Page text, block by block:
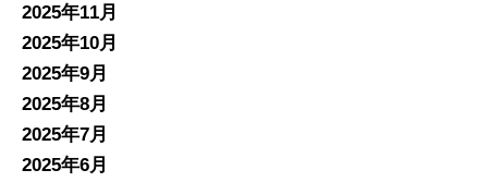
2025年11月
2025年10月
2025年9月
2025年8月
2025年7月
2025年6月